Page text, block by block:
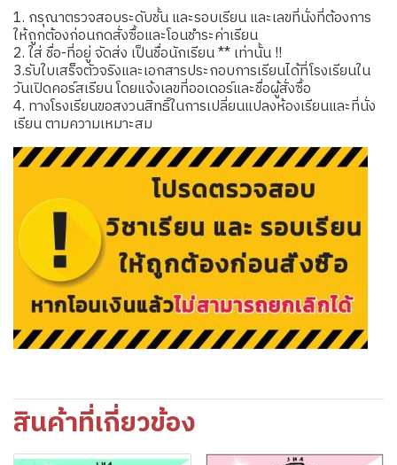
1. กรุณาตรวจสอบระดับชั้น และรอบเรียน และเลขที่นั่งที่ต้องการ
ให้ถูกต้องก่อนกดสั่งซื้อและโอนชำระค่าเรียน
2. ใส่ ชื่อ-ที่อยู่ จัดส่ง เป็นชื่อนักเรียน ** เท่านั้น !!
3.รับใบเสร็จตัวจริงและเอกสารประกอบการเรียนได้ที่โรงเรียนใน
วันเปิดคอร์สเรียน โดยแจ้งเลขที่ออเดอร์และชื่อผู้สั่งซื้อ
4. ทางโรงเรียนขอสงวนสิทธิ์ในการเปลี่ยนแปลงห้องเรียนและที่นั่ง
เรียน ตามความเหมาะสม
สินค้าที่เกี่ยวข้อง